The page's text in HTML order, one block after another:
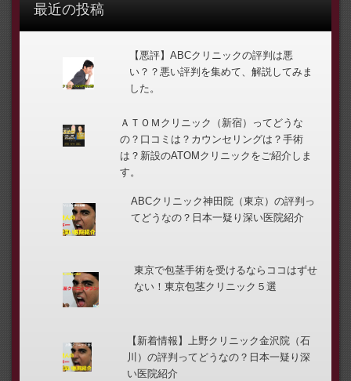
最近の投稿
【悪評】ABCクリニックの評判は悪
い？？悪い評判を集めて、解説してみま
した。
ＡＴＯＭクリニック（新宿）ってどうな
の？口コミは？カウンセリングは？手術
は？新設のATOMクリニックをご紹介しま
す。
ABCクリニック神田院（東京）の評判っ
てどうなの？日本一疑り深い医院紹介
東京で包茎手術を受けるならココはずせ
ない！東京包茎クリニック５選
【新着情報】上野クリニック金沢院（石
川）の評判ってどうなの？日本一疑り深
い医院紹介